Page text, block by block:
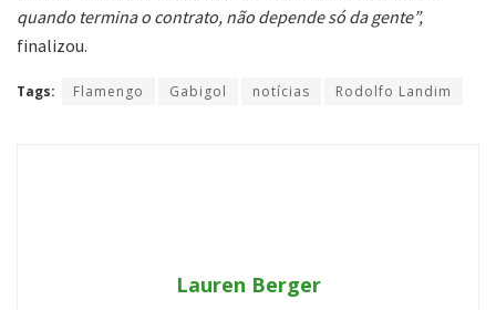
quando termina o contrato, não depende só da gente”,
finalizou.
Tags: Flamengo Gabigol notícias Rodolfo Landim
Lauren Berger